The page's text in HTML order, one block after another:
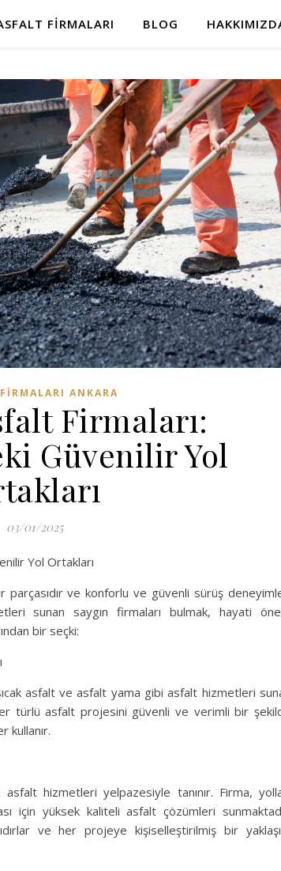
FIRMALARI BLOG
ANKARA
Firmaları:
Güvenilir Yol
03/01/2025
Yol Ortakları
parçasıdır ve konforlu ve güvenli sürüş
sunan saygın firmaları bulmak, hayati
bir seçki:
asfalt ve asfalt yama gibi asfalt hizmetleri
türlü asfalt projesini güvenli ve verimli bir
kullanır.
hizmetleri yelpazesiyle tanınır. Firma,
için yüksek kaliteli asfalt çözümleri
ve her projeye kişiselleştirilmiş bir